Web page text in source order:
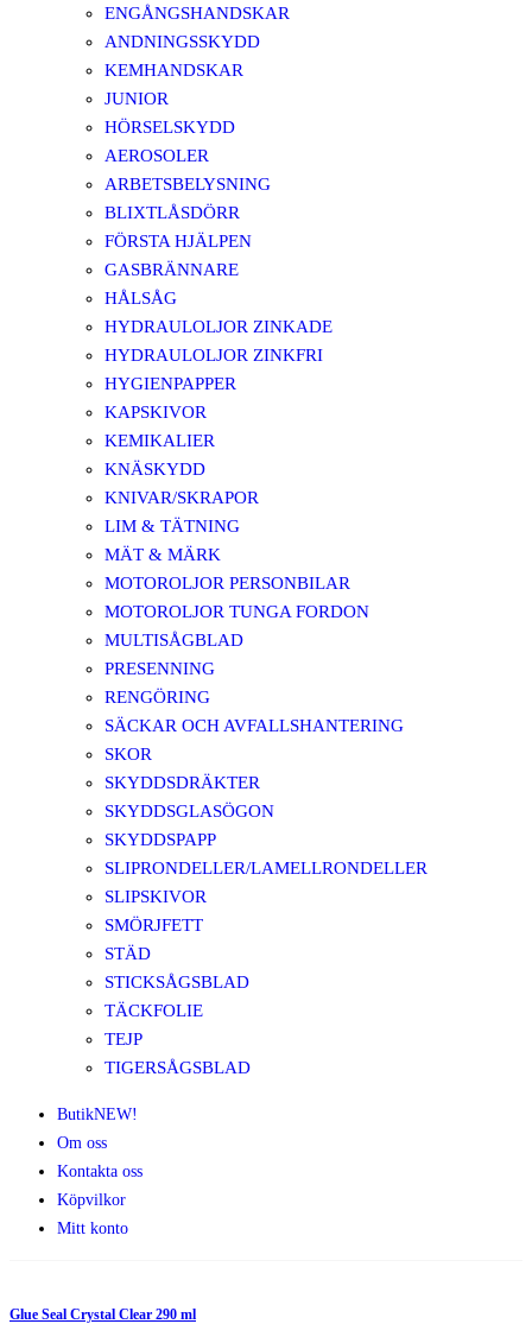
ENGÅNGSHANDSKAR
ANDNINGSSKYDD
KEMHANDSKAR
JUNIOR
HÖRSELSKYDD
AEROSOLER
ARBETSBELYSNING
BLIXTLÅSDÖRR
FÖRSTA HJÄLPEN
GASBRÄNNARE
HÅLSÅG
HYDRAULOLJOR ZINKADE
HYDRAULOLJOR ZINKFRI
HYGIENPAPPER
KAPSKIVOR
KEMIKALIER
KNÄSKYDD
KNIVAR/SKRAPOR
LIM & TÄTNING
MÄT & MÄRK
MOTOROLJOR PERSONBILAR
MOTOROLJOR TUNGA FORDON
MULTISÅGBLAD
PRESENNING
RENGÖRING
SÄCKAR OCH AVFALLSHANTERING
SKOR
SKYDDSDRÄKTER
SKYDDSGLASÖGON
SKYDDSPAPP
SLIPRONDELLER/LAMELLRONDELLER
SLIPSKIVOR
SMÖRJFETT
STÄD
STICKSÅGSBLAD
TÄCKFOLIE
TEJP
TIGERSÅGSBLAD
ButikNEW!
Om oss
Kontakta oss
Köpvilkor
Mitt konto
Glue Seal Crystal Clear 290 ml